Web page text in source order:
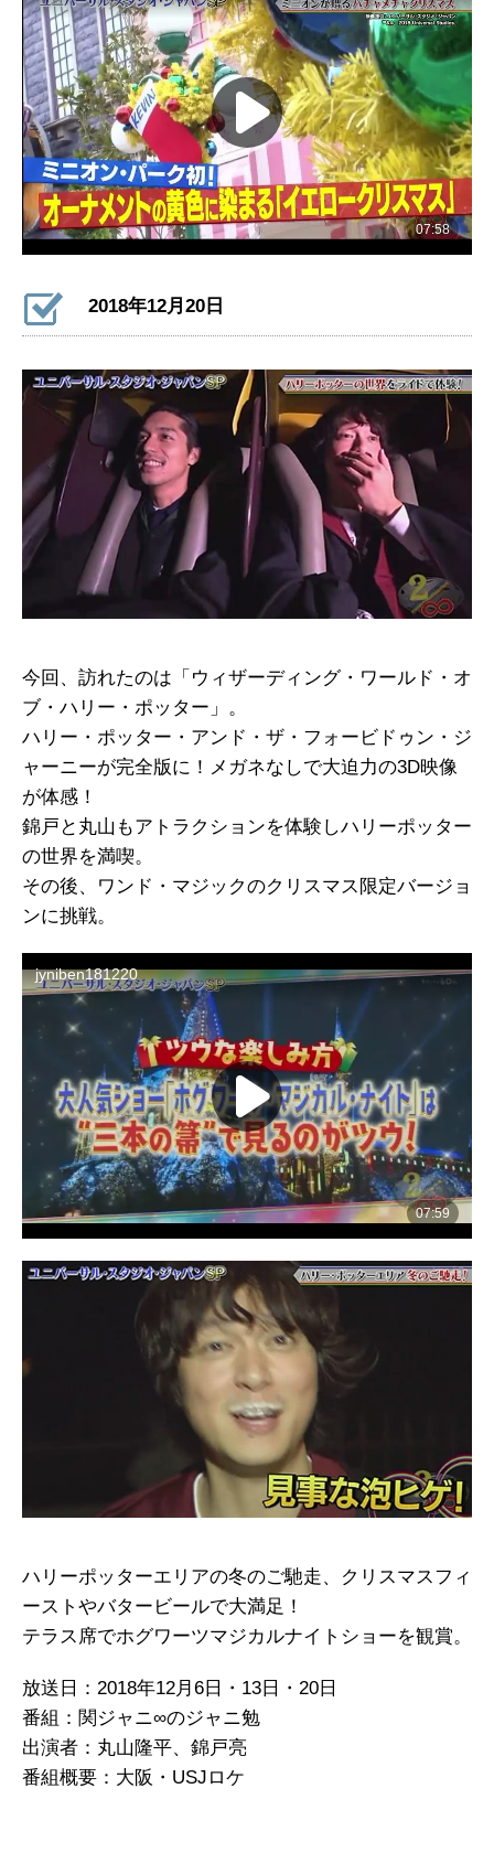
2018年12月20日
今回、訪れたのは「ウィザーディング・ワールド・オ
ブ・ハリー・ポッター」。
ハリー・ポッター・アンド・ザ・フォービドゥン・ジ
ャーニーが完全版に！メガネなしで大迫力の3D映像
が体感！
錦戸と丸山もアトラクションを体験しハリーポッター
の世界を満喫。
その後、ワンド・マジックのクリスマス限定バージョ
ンに挑戦。
ハリーポッターエリアの冬のご馳走、クリスマスフィ
ーストやバタービールで大満足！
テラス席でホグワーツマジカルナイトショーを観賞。
放送日：2018年12月6日・13日・20日
番組：関ジャニ∞のジャニ勉
出演者：丸山隆平、錦戸亮
番組概要：大阪・USJロケ